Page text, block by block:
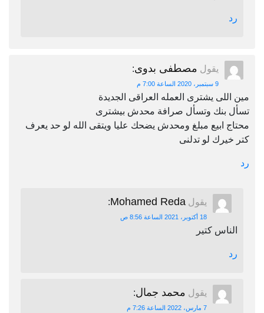
رد
يقول مصطفى بدوى:
9 سبتمبر، 2020 الساعة 7:00 م
مين اللى يشترى العمله العراقى الجديدة
تسأل بنك وتسأل صرافة محدش بيشترى
محتاج ابيع مبلغ ومحدش يضحك عليا ويتقى الله لو حد يعرف
كتر خيرك لو تدلنى
رد
يقول Mohamed Reda
:
18 أكتوبر، 2021 الساعة 8:56 ص
الناس كتير
رد
يقول محمد جمال:
7 مارس، 2022 الساعة 7:26 م